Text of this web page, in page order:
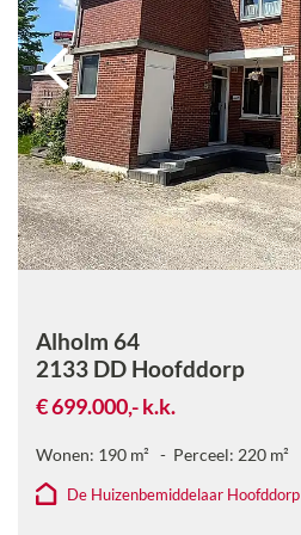
Alholm 64
2133 DD Hoofddorp
€ 699.000,-k.k.
Wonen: 190 m² Perceel: 220m²
De Huizenbemiddelaar Hoofddorp